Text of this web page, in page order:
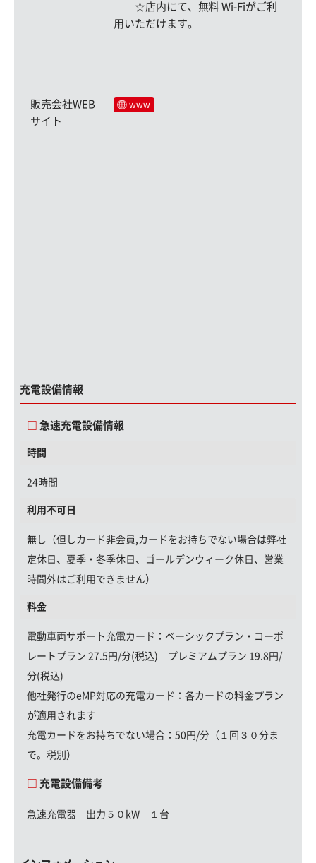
☆店内にて、無料 Wi-Fiがご利
用いただけます。
販売会社WEB
サイト
www
充電設備情報
急速充電設備情報
時間
24時間
利用不可日
無し（但しカード非会員,カードをお持ちでない場合は弊社
定休日、夏季・冬季休日、ゴールデンウィーク休日、営業
時間外はご利用できません）
料金
電動車両サポート充電カード ：ベーシックプラン・コーポ
レートプラン 27.5円/分(税込) プレミアムプラン 19.8円/
分(税込)
他社発行のeMP対応の充電カード：各カードの料金プラン
が適用されます
充電カードをお持ちでない場合： 50円/分（１回３０分ま
で。税別）
充電設備備考
急速充電器 出力５０kW １台